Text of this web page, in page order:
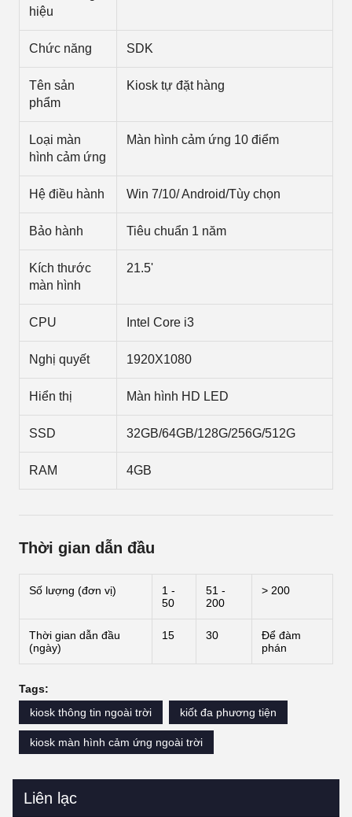
hiệu
Chức năng SDK
Tên sản
phẩm
Kiosk tự đặt hàng
Loại màn
hình cảm ứng
Màn hình cảm ứng 10 điểm
Hệ điều hành Win 7/10/ Android/Tùy chọn
Bảo hành Tiêu chuẩn 1 năm
Kích thước
màn hình
21.5'
CPU Intel Core i3
Nghị quyết 1920X1080
Hiển thị Màn hình HD LED
SSD 32GB/64GB/128G/256G/512G
RAM 4GB
Thời gian dẫn đầu
Số lượng (đơn vị)
1 -
50
51 -
200
> 200
Thời gian dẫn đầu
(ngày)
15 30
Để đàm
phán
Tags:
kiosk thông tin ngoài trời
kiốt đa phương tiện
kiosk màn hình cảm ứng ngoài trời
Liên lạc